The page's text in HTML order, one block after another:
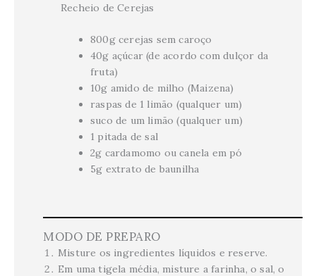
Recheio de Cerejas
800g cerejas sem caroço
40g açúcar (de acordo com dulçor da
fruta)
10g amido de milho (Maizena)
raspas de 1 limão (qualquer um)
suco de um limão (qualquer um)
1 pitada de sal
2g cardamomo ou canela em pó
5g extrato de baunilha
MODO DE PREPARO
Misture os ingredientes líquidos e reserve.
Em uma tigela média, misture a farinha, o sal, o